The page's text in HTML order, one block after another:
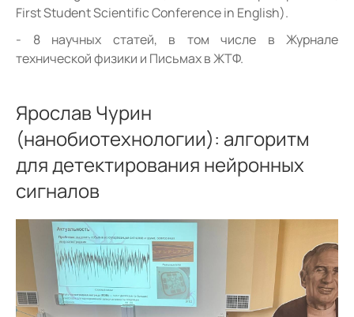
First Student Scientific Conference in English).
8 научных статей, в том числе в Журнале
технической физики и Письмах в ЖТФ.
Ярослав Чурин
(нанобиотехнологии): алгоритм
для детектирования нейронных
сигналов